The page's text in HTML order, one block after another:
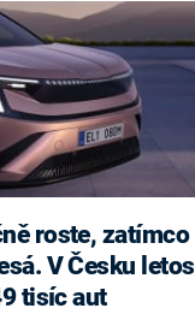
roste, zatímco
V Česku letos
tisíc aut